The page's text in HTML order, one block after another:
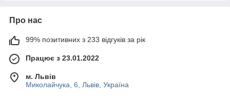
Про нас
99% позитивних з 233 відгуків за рік
Працює з 23.01.2022
м. Львів
Миколайчука, 6, Львів, Україна